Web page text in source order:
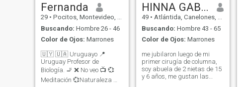
Fernanda
29 • Pocitos, Montevideo, Uruguay
Buscando: Hombre 26 - 46
Color de Ojos: Marrones
🇺🇾 🇺🇦 Uruguayo 📍
Uruguay Profesor de
Biología. 🚬 ❌ No veo 📺 💞
Meditación 💞Naturaleza 💞
HINNA GABRIELA
49 • Atlántida, Canelones, Uruguay
Buscando: Hombre 43 - 65
Color de Ojos: Marrones
me jubilaron luego de mi
primer cirugía de columna,
soy abuela de 2 nietas de 15
y 6 años, me gustan las